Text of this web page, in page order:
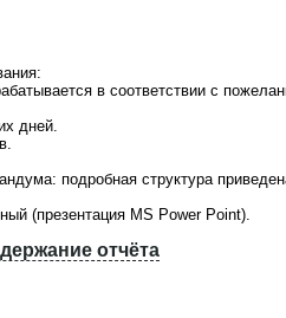
Ответ:
рабочие дни с 9 до 18 по московскому
времени. Срок ответа на заявки не
проверьте почту, Вы получили
телефоном Вашего персонального
самостоятельно и задайте
Вас вопросы. Или обратитесь по
в соответствии с
дней.
подробная структура
(презентация MS Power Point).
отчёта